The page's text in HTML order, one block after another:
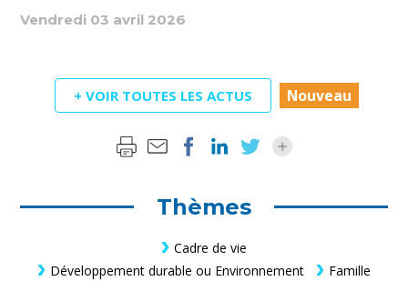
Vendredi 03 avril 2026
+ VOIR TOUTES LES ACTUS Nouveau
Thèmes
Cadre de vie
Développement durable ou Environnement
Famille